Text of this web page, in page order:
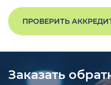
ПРОВЕРИТЬ
Заказать